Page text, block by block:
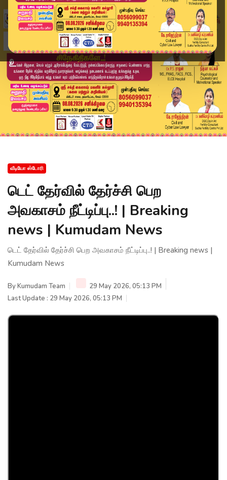
வீடியோ ஸ்டோரி
டெட் தேர்வில் தேர்ச்சி பெற
அவகாசம் நீட்டிப்பு..! | Breaking
news | Kumudam News
டெட் தேர்வில் தேர்ச்சி பெற அவகாசம் நீட்டிப்பு..! | Breaking news |
Kumudam News
ByKumudam Team
29 May 2026, 05:13 PM
Last Update : 29 May 2026, 05:13 PM